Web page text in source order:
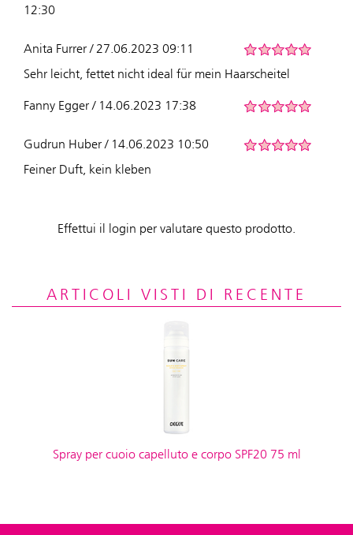
12:30
Anita Furrer / 27.06.2023 09:11
Sehr leicht, fettet nicht ideal für mein Haarscheitel
Fanny Egger / 14.06.2023 17:38
Gudrun Huber / 14.06.2023 10:50
Feiner Duft, kein kleben
Effettui il login per valutare questo prodotto.
ARTICOLI VISTI DI RECENTE
Spray per cuoio capelluto e corpo SPF20 75 ml